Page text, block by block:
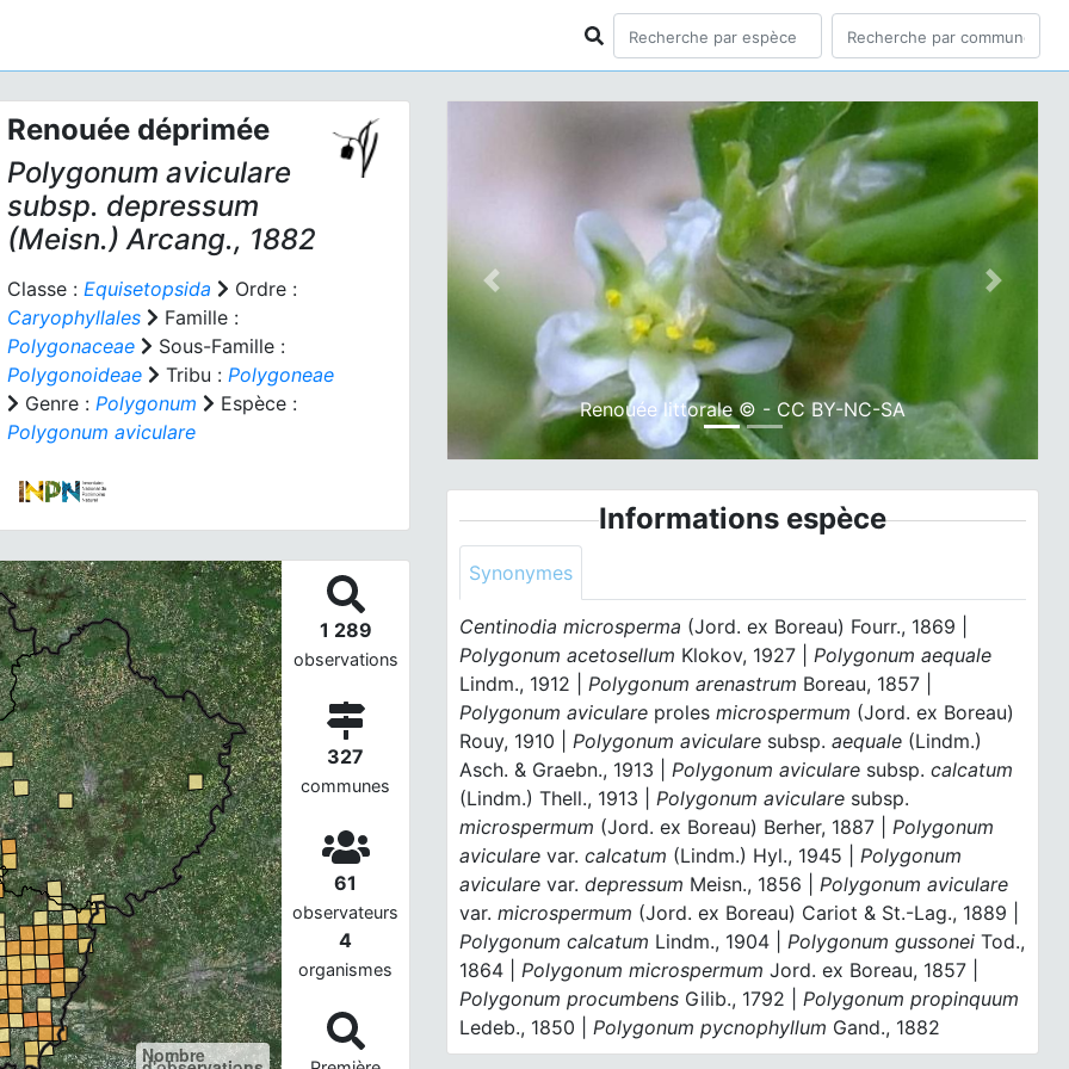
Renouée déprimée
Polygonum aviculare
subsp. depressum
(Meisn.) Arcang., 1882
Classe : Equisetopsida
Ordre :
Caryophyllales
Famille :
Polygonaceae
Sous-Famille :
Polygonoideae
Tribu : Polygoneae
Genre : Polygonum
Espèce :
Polygonum aviculare
Nombre
1 289
observations
327
communes
61
observateurs
4
organismes
Renouée littorale © - CC BY-NC-SA
Previous Next
Informations espèce
Synonymes
Centinodia microsperma (Jord. ex Boreau) Fourr., 1869 |
Polygonum acetosellum Klokov, 1927 |Polygonum aequale
Lindm., 1912 |Polygonum arenastrum Boreau, 1857 |
Polygonum aviculare proles microspermum (Jord. ex Boreau)
Rouy, 1910 |Polygonum aviculare subsp. aequale (Lindm.)
Asch. & Graebn., 1913 |Polygonum aviculare subsp. calcatum
(Lindm.) Thell., 1913 |Polygonum aviculare subsp.
microspermum (Jord. ex Boreau) Berher, 1887 |Polygonum
avicularevar. calcatum (Lindm.) Hyl., 1945 |Polygonum
avicularevar. depressum Meisn., 1856 |Polygonum aviculare
var. microspermum (Jord. ex Boreau) Cariot & St.-Lag., 1889 |
Polygonum calcatum Lindm., 1904 |Polygonum gussonei Tod.,
1864 |Polygonum microspermum Jord. ex Boreau, 1857 |
Polygonum procumbens Gilib., 1792 |Polygonum propinquum
Ledeb., 1850 |Polygonum pycnophyllum Gand., 1882